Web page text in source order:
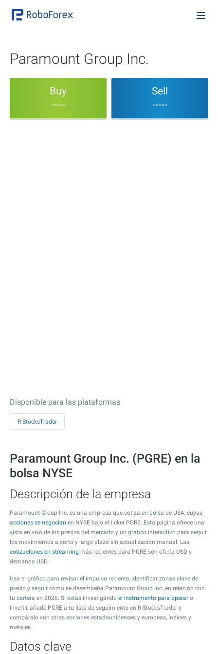
Paramount Group Inc.
Buy
-----
Sell
-----
Disponible para las plataformas
R StocksTrader
Paramount Group Inc. (PGRE) en la
bolsa NYSE
Descripción de la empresa
Paramount Group Inc. es una empresa que cotiza en bolsa de USA, cuyas
acciones se negocian en NYSE bajo el ticker PGRE. Esta página ofrece una
vista en vivo de los precios del mercado y un gráfico interactivo para seguir
los movimientos a corto y largo plazo sin actualización manual. Las
cotizaciones en streaming más recientes para PGRE son oferta USD y
demanda USD.
Usa el gráfico para revisar el impulso reciente, identificar zonas clave de
precio y seguir cómo se desempeña Paramount Group Inc. en relación con
tu cartera en 2026. Si estás investigando el instrumento para operar o
invertir, añade PGRE a tu lista de seguimiento en R StocksTrader y
compáralo con otras acciones estadounidenses y europeas, índices y
metales.
Datos clave